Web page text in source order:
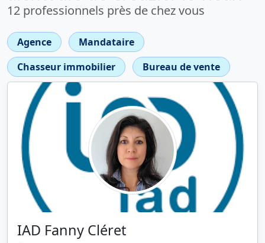
12 professionnels près de chez vous
Agence
Mandataire
Chasseur immobilier
Bureau de vente
IAD Fanny Cléret